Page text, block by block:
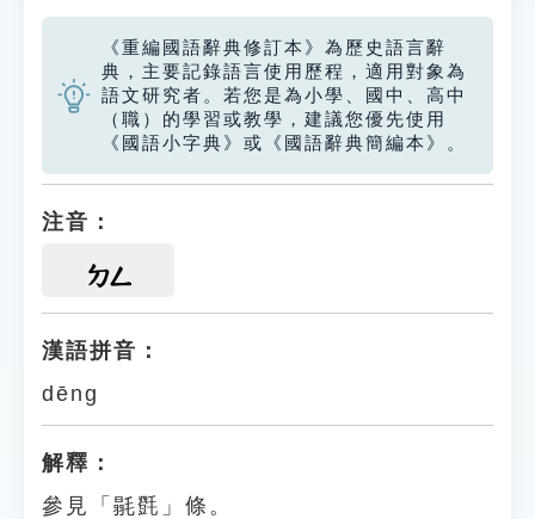
《重編國語辭典修訂本》為歷史語言辭
典，主要記錄語言使用歷程，適用對象為
語文研究者。若您是為小學、國中、高中
（職）的學習或教學，建議您優先使用
《國語小字典》或《國語辭典簡編本》。
注音：
ㄉㄥ
漢語拼音：
dēng
解釋：
參見「毾㲪」條。